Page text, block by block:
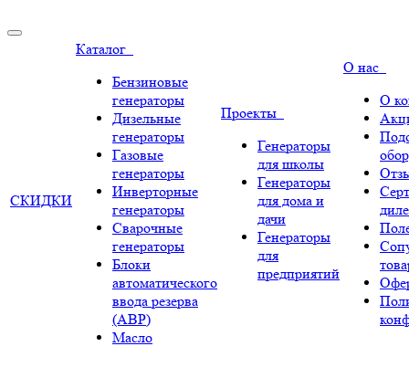
СКИДКИ
Каталог
Бензиновые
генераторы
Дизельные
генераторы
Газовые
генераторы
Инверторные
генераторы
Сварочные
генераторы
Блоки
автоматического
ввода резерва
(АВР)
Масло
Проекты
Генераторы
для школы
Генераторы
для дома и
дачи
Генераторы
для
предприятий
О нас
О